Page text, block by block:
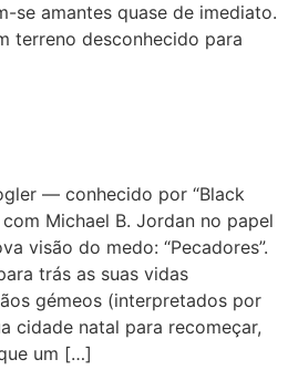
se amantes quase de imediato.
terreno desconhecido para
— conhecido por “Black
Michael B. Jordan no papel
visão do medo: “Pecadores”.
trás as suas vidas
gémeos (interpretados por
cidade natal para recomeçar,
um […]